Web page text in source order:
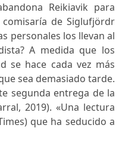
Reikiavik para
de Siglufjördr
personales los llevan al
A medida que los
se hace cada vez más
sea demasiado tarde.
segunda entrega de la
2019). «Una lectura
que ha seducido a